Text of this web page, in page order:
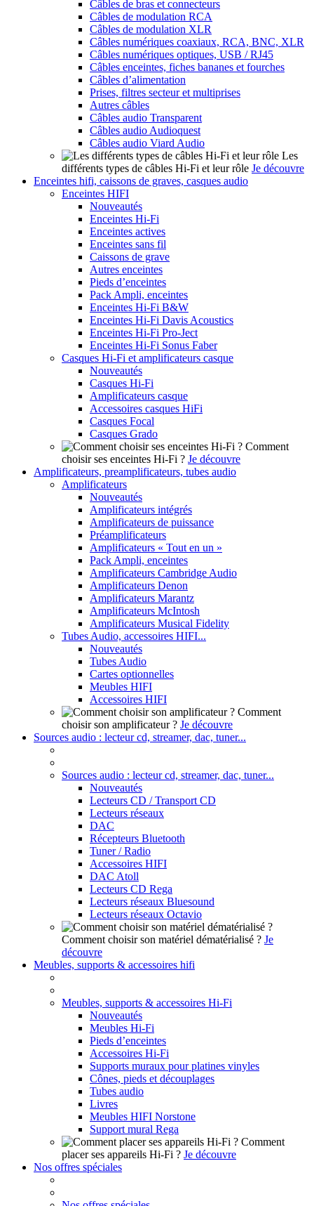
Câbles de bras et connecteurs
Câbles de modulation RCA
Câbles de modulation XLR
Câbles numériques coaxiaux, RCA, BNC, XLR
Câbles numériques optiques, USB / RJ45
Câbles enceintes, fiches bananes et fourches
Câbles d’alimentation
Prises, filtres secteur et multiprises
Autres câbles
Câbles audio Transparent
Câbles audio Audioquest
Câbles audio Viard Audio
Les
différents types de câbles Hi-Fi et leur rôle Je découvre
Enceintes hifi, caissons de graves, casques audio
Enceintes HIFI
Nouveautés
Enceintes Hi-Fi
Enceintes actives
Enceintes sans fil
Caissons de grave
Autres enceintes
Pieds d’enceintes
Pack Ampli, enceintes
Enceintes Hi-Fi B&W
Enceintes Hi-Fi Davis Acoustics
Enceintes Hi-Fi Pro-Ject
Enceintes Hi-Fi Sonus Faber
Casques Hi-Fi et amplificateurs casque
Nouveautés
Casques Hi-Fi
Amplificateurs casque
Accessoires casques HiFi
Casques Focal
Casques Grado
Comment
choisir ses enceintes Hi-Fi ? Je découvre
Amplificateurs, preamplificateurs, tubes audio
Amplificateurs
Nouveautés
Amplificateurs intégrés
Amplificateurs de puissance
Préamplificateurs
Amplificateurs « Tout en un »
Pack Ampli, enceintes
Amplificateurs Cambridge Audio
Amplificateurs Denon
Amplificateurs Marantz
Amplificateurs McIntosh
Amplificateurs Musical Fidelity
Tubes Audio, accessoires HIFI...
Nouveautés
Tubes Audio
Cartes optionnelles
Meubles HIFI
Accessoires HIFI
Comment
choisir son amplificateur ? Je découvre
Sources audio : lecteur cd, streamer, dac, tuner...
Sources audio : lecteur cd, streamer, dac, tuner...
Nouveautés
Lecteurs CD / Transport CD
Lecteurs réseaux
DAC
Récepteurs Bluetooth
Tuner / Radio
Accessoires HIFI
DAC Atoll
Lecteurs CD Rega
Lecteurs réseaux Bluesound
Lecteurs réseaux Octavio
Comment choisir son matériel dématérialisé ? Je
découvre
Meubles, supports & accessoires hifi
Meubles, supports & accessoires Hi-Fi
Nouveautés
Meubles Hi-Fi
Pieds d’enceintes
Accessoires Hi-Fi
Supports muraux pour platines vinyles
Cônes, pieds et découplages
Tubes audio
Livres
Meubles HIFI Norstone
Support mural Rega
Comment
placer ses appareils Hi-Fi ? Je découvre
Nos offres spéciales